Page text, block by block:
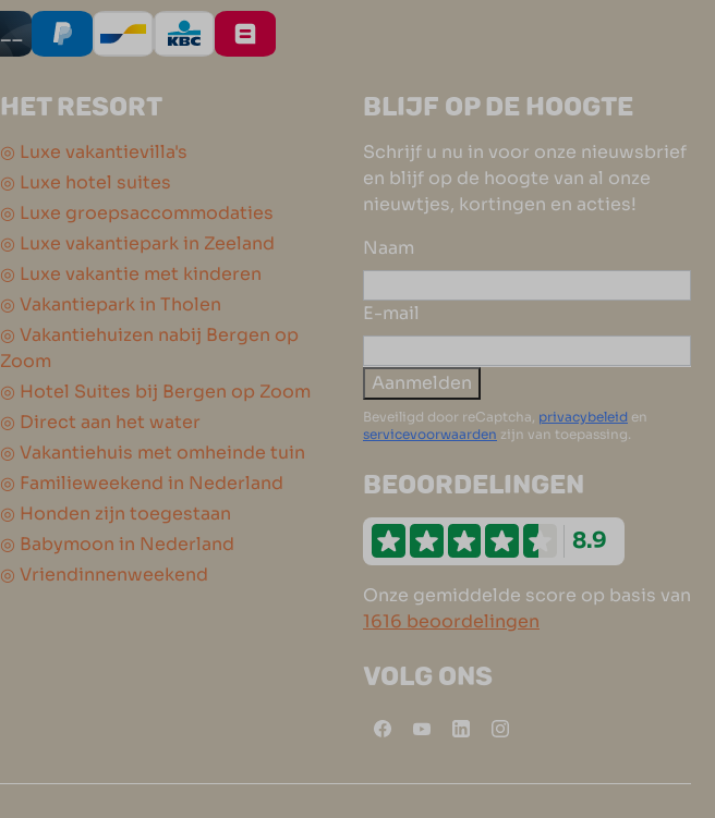
HET RESORT
◎ Luxe vakantievilla's
◎ Luxe hotel suites
◎ Luxe groepsaccommodaties
◎ Luxe vakantiepark in Zeeland
◎ Luxe vakantie met kinderen
◎ Vakantiepark in Tholen
◎ Vakantiehuizen nabij Bergen op
Zoom
◎ Hotel Suites bij Bergen op Zoom
◎ Direct aan het water
◎ Vakantiehuis met omheinde tuin
◎ Familieweekend in Nederland
◎ Honden zijn toegestaan
◎ Babymoon in Nederland
◎ Vriendinnenweekend
BLIJF OP DE HOOGTE
Schrijf u nu in voor onze nieuwsbrief
en blijf op de hoogte van al onze
nieuwtjes, kortingen en acties!
Naam
E-mail
Aanmelden
Beveiligd door reCaptcha, privacybeleid en
servicevoorwaarden zijn van toepassing.
BEOORDELINGEN
8.9
Onze gemiddelde score op basis van
1616 beoordelingen
VOLG ONS